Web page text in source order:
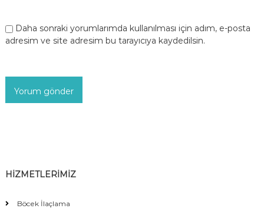
Daha sonraki yorumlarımda kullanılması için adım, e-posta
adresim ve site adresim bu tarayıcıya kaydedilsin.
HİZMETLERİMİZ
Böcek İlaçlama